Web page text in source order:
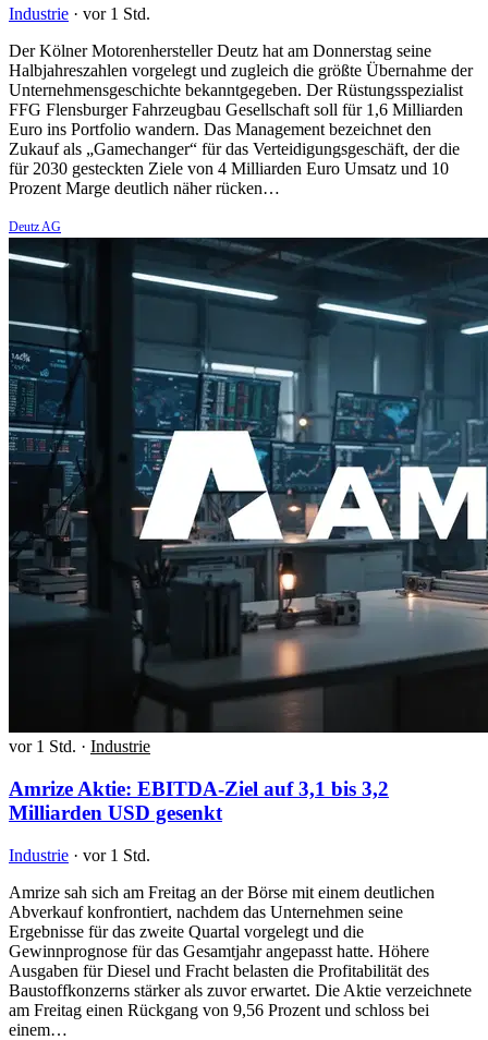
Industrie · vor 1 Std.
Der Kölner Motorenhersteller Deutz hat am Donnerstag seine
Halbjahreszahlen vorgelegt und zugleich die größte Übernahme der
Unternehmensgeschichte bekanntgegeben. Der Rüstungsspezialist
FFG Flensburger Fahrzeugbau Gesellschaft soll für 1,6 Milliarden
Euro ins Portfolio wandern. Das Management bezeichnet den
Zukauf als „Gamechanger“ für das Verteidigungsgeschäft, der die
für 2030 gesteckten Ziele von 4 Milliarden Euro Umsatz und 10
Prozent Marge deutlich näher rücken…
Deutz AG
vor 1 Std. · Industrie
Amrize Aktie: EBITDA-Ziel auf 3,1 bis 3,2
Milliarden USD gesenkt
Industrie · vor 1 Std.
Amrize sah sich am Freitag an der Börse mit einem deutlichen
Abverkauf konfrontiert, nachdem das Unternehmen seine
Ergebnisse für das zweite Quartal vorgelegt und die
Gewinnprognose für das Gesamtjahr angepasst hatte. Höhere
Ausgaben für Diesel und Fracht belasten die Profitabilität des
Baustoffkonzerns stärker als zuvor erwartet. Die Aktie verzeichnete
am Freitag einen Rückgang von 9,56 Prozent und schloss bei
einem…